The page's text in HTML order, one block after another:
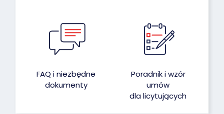
FAQ i niezbędne
dokumenty
Poradnik i wzór
umów
dla licytujących